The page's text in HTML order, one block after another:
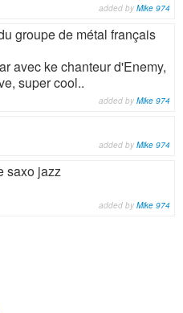
added by Mike 974
groupe de métal français
avec ke chanteur d'Enemy,
super cool..
added by Mike 974
added by Mike 974
saxo jazz
added by Mike 974